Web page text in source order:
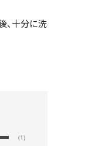
、十分に洗
(1)